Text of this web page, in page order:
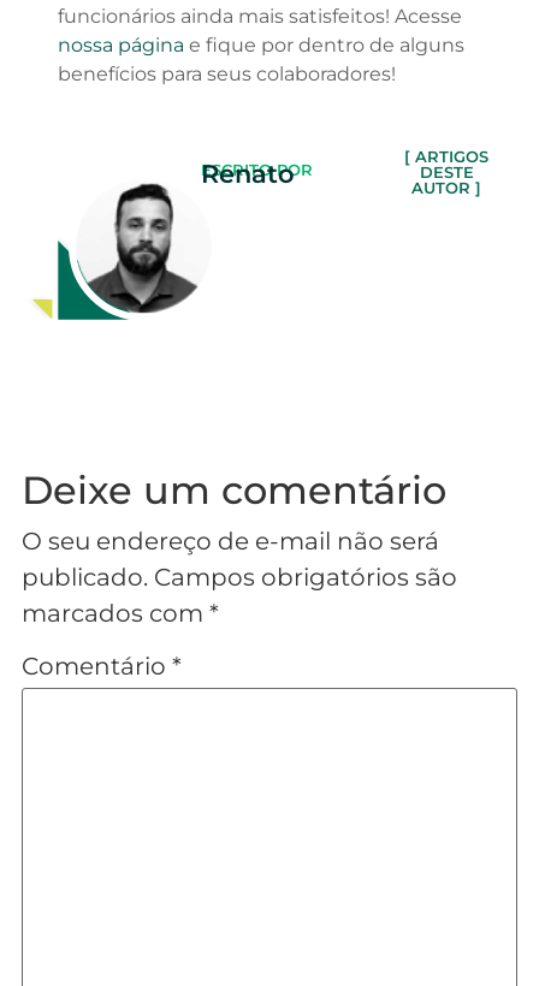
funcionários ainda mais satisfeitos! Acesse
nossa página e fique por dentro de alguns
benefícios para seus colaboradores!
ESCRITO POR
Renato
[ ARTIGOS
DESTE
AUTOR ]
Deixe um comentário
O seu endereço de e-mail não será
publicado. Campos obrigatórios são
marcados com *
Comentário *